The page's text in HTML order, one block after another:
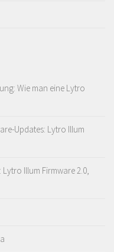
Wie man eine Lytro
Updates: Lytro Illum
Illum Firmware 2.0,